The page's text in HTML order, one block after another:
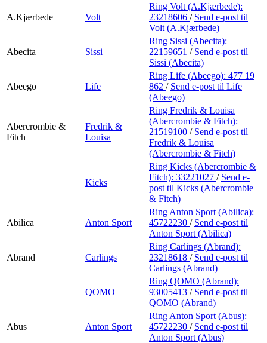
A.Kjærbede Volt
Ring Volt (A.Kjærbede):
23218606 / Send e-post til
Volt (A.Kjærbede)
Abecita Sissi
Ring Sissi (Abecita):
22159651 / Send e-post til
Sissi (Abecita)
Abeego Life
Ring Life (Abeego): 477 19
862 / Send e-post til Life
(Abeego)
Abercrombie &
Fitch
Fredrik &
Louisa
Ring Fredrik & Louisa
(Abercrombie & Fitch):
21519100 / Send e-post til
Fredrik & Louisa
(Abercrombie & Fitch)
Kicks
Ring Kicks (Abercrombie &
Fitch): 33221027 / Send e-
post til Kicks (Abercrombie
& Fitch)
Abilica Anton Sport
Ring Anton Sport (Abilica):
45722230 / Send e-post til
Anton Sport (Abilica)
Abrand Carlings
Ring Carlings (Abrand):
23218618 / Send e-post til
Carlings (Abrand)
QOMO
Ring QOMO (Abrand):
93005413 / Send e-post til
QOMO (Abrand)
Abus Anton Sport
Ring Anton Sport (Abus):
45722230 / Send e-post til
Anton Sport (Abus)